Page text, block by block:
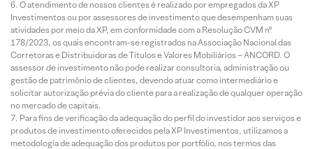
O atendimento de nossos clientes é realizado por empregados da XP
Investimentos ou por assessores de investimento que desempenham suas
atividades por meio da XP, em conformidade com a Resolução CVM nº
178/2023, os quais encontram-se registrados na Associação Nacional das
Corretoras e Distribuidoras de Títulos e Valores Mobiliários – ANCORD. O
assessor de investimento não pode realizar consultoria, administração ou
gestão de patrimônio de clientes, devendo atuar como intermediário e
solicitar autorização prévia do cliente para a realização de qualquer operação
no mercado de capitais.
Para fins de verificação da adequação do perfil do investidor aos serviços e
produtos de investimento oferecidos pela XP Investimentos, utilizamos a
metodologia de adequação dos produtos por portfólio, nos termos das